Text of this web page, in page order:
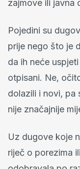
zajmove ili javna
Pojedini su
prije nego što je
da ih neće
otpisani. Ne,
dolazili i novi, pa
nije značajnije
Uz dugove koje
riječ o porezima